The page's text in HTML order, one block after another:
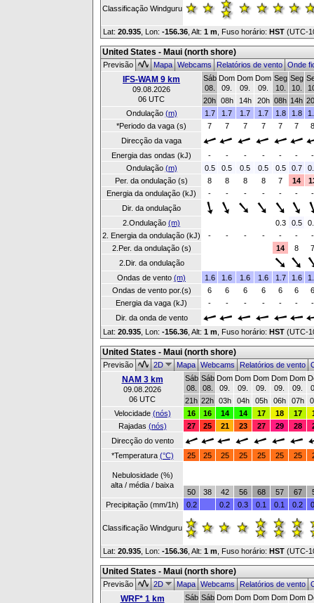
Classificação Windguru
Lat: 20.935 , Lon: -156.36 Alt: 1 m , Fuso horário: HST (UTC-
United States - Maui (north shore)
Previsão MapaWebcamsRelatórios de ventoOnde
IFS-WAM 9 km
09.08.2026
06 UTC
Sáb
08.
Dom
09.
Dom
09.
Dom
09.
Seg
10.
Seg
10.
20h 08h 14h 20h 08h 14h
Ondulação (m) 1.7 1.7 1.7 1.7 1.8 1.8
*Periodo da vaga (s)
7 7 7 7 7 7
8
Direcção da vaga
Energia das ondas (kJ)
- - - - - -
-
Ondulação (m) 0.5 0.5 0.5 0.5 0.5 0.7
Per. da ondulação (s)
8 8 8 8 7 14
Energia da ondulação (kJ)
- - - - - -
-
Dir. da ondulação
2.Ondulação (m) 0.3 0.5
2. Energia da ondulação (kJ)
- - - - - -
-
2.Per. da ondulação (s)
14 8
7
2.Dir. da ondulação
Ondas de vento (m) 1.6 1.6 1.6 1.6 1.7 1.6
Ondas de vento por.(s)
6 6 6 6 6 6
6
Energia da vaga (kJ)
- - - - - -
-
Dir. da onda de vento
Lat: 20.935 , Lon: -156.36 Alt: 1 m , Fuso horário: HST (UTC-
United States - Maui (north shore)
Previsão 2D MapaWebcamsRelatórios de vento
NAM 3 km
09.08.2026
06 UTC
Sáb
08.
Sáb
08.
Dom
09.
Dom
09.
Dom
09.
Dom
09.
Dom
09.
21h 22h 03h 04h 05h 06h 07h
Velocidade (nós) 16 16 14 14 17 18 17
Rajadas (nós) 27 25 21 23 27 29 28
Direcção do vento
*Temperatura (°C) 25 25 25 25 25 25 25
Nebulosidade (%)
alta / média / baixa
50
38 42 56 68 57 67
Precipitação (mm/1h)
0.2 0.2 0.3 0.1 0.1 0.2
Classificação Windguru
Lat: 20.935 , Lon: -156.36 Alt: 1 m , Fuso horário: HST (UTC-
United States - Maui (north shore)
Previsão 2D MapaWebcamsRelatórios de vento
WRF* 1 km
Sáb Sáb Dom Dom Dom Dom Dom